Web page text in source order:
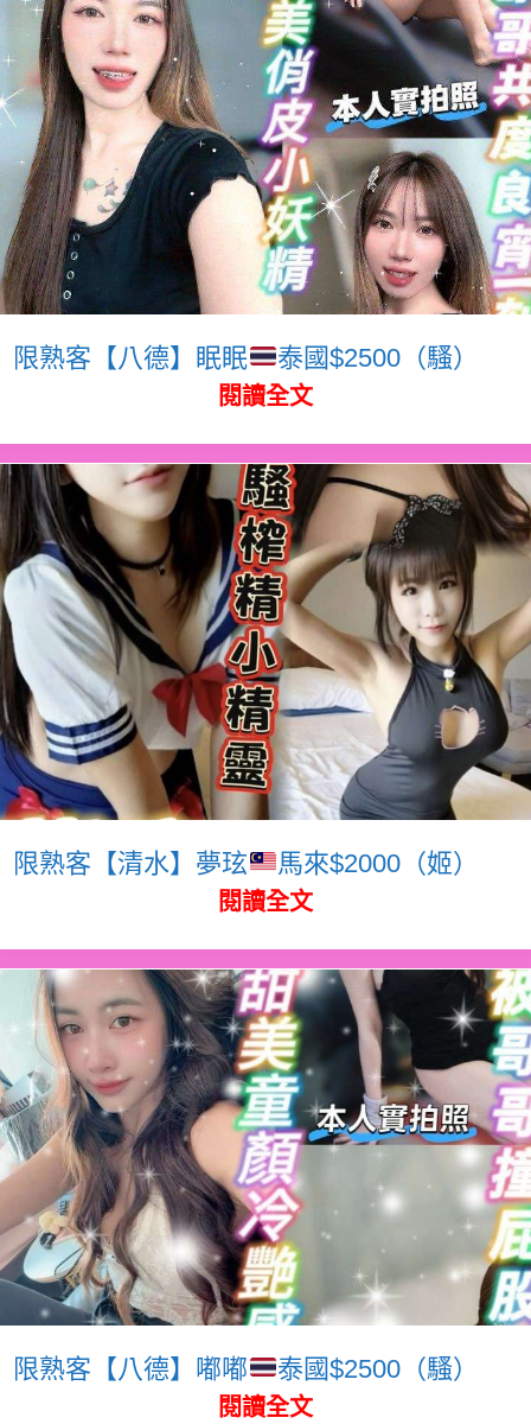
限熟客【八德】眠眠 泰國$2500（騷）
閱讀全文
限熟客【清水】夢玹 馬來$2000（姬）
閱讀全文
限熟客【八德】嘟嘟 泰國$2500（騷）
閱讀全文